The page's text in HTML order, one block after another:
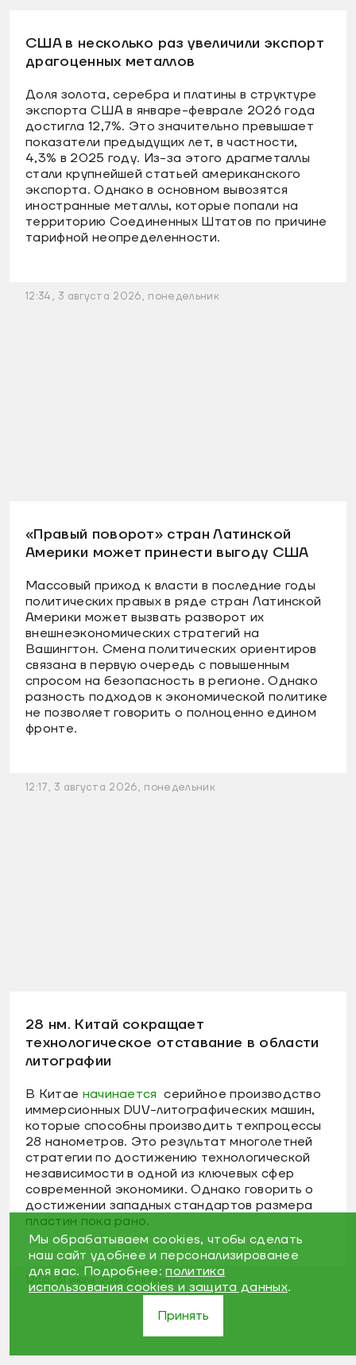
США в несколько раз увеличили экспорт
драгоценных металлов
Доля золота, серебра и платины в структуре
экспорта США в январе-феврале 2026 года
достигла 12,7%. Это значительно превышает
показатели предыдущих лет, в частности,
4,3% в 2025 году. Из-за этого драгметаллы
стали крупнейшей статьей американского
экспорта. Однако в основном вывозятся
иностранные металлы, которые попали на
территорию Соединенных Штатов по причине
тарифной неопределенности.
12:34, 3 августа 2026, понедельник
«Правый поворот» стран Латинской
Америки может принести выгоду США
Массовый приход к власти в последние годы
политических правых в ряде стран Латинской
Америки может вызвать разворот их
внешнеэкономических стратегий на
Вашингтон. Смена политических ориентиров
связана в первую очередь с повышенным
спросом на безопасность в регионе. Однако
разность подходов к экономической политике
не позволяет говорить о полноценно едином
фронте.
12:17, 3 августа 2026, понедельник
28 нм. Китай сокращает
технологическое отставание в области
литографии
В Китае начинается серийное производство
иммерсионных DUV-литографических машин,
которые способны производить техпроцессы
28 нанометров. Это результат многолетней
стратегии по достижению технологической
независимости в одной из ключевых сфер
современной экономики. Однако говорить о
достижении западных стандартов размера
пластин пока рано.
12:55, 31 июля 2026, пятница
Мы обрабатываем cookies, чтобы сделать
наш сайт удобнее и персонализированее
для вас. Подробнее:политика
использования cookies и защита данных.
Принять